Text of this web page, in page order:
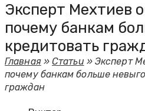
Эксперт Мехтиев
почему банкам
кредитовать
Главная»Статьи » Эксперт
почему банкам больше
граждан